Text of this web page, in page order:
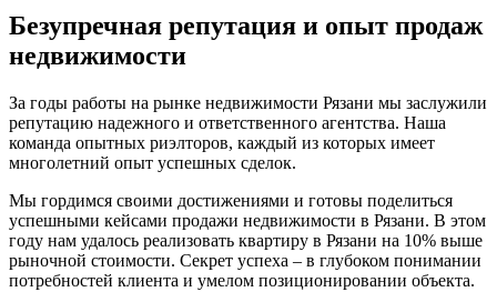
Безупречная репутация и опыт продаж
недвижимости
За годы работы на рынке недвижимости Рязани мы заслужили
репутацию надежного и ответственного агентства. Наша
команда опытных риэлторов, каждый из которых имеет
многолетний опыт успешных сделок.
Мы гордимся своими достижениями и готовы поделиться
успешными кейсами продажи недвижимости в Рязани. В этом
году нам удалось реализовать квартиру в Рязани на 10% выше
рыночной стоимости. Секрет успеха – в глубоком понимании
потребностей клиента и умелом позиционировании объекта.